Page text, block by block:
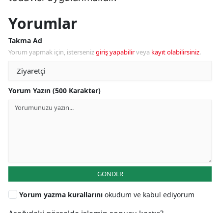
Yorumlar
Takma Ad
Yorum yapmak için, istersenizgiriş yapabilirveya kayıt olabilirsiniz.
Yorum Yazın (500 Karakter)
GÖNDER
Yorum yazma kurallarını okudum ve kabul ediyorum